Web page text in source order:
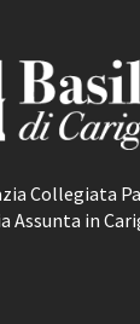
Collegiata
Assunta in